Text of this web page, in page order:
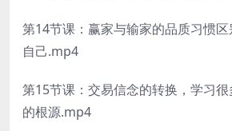
第14节课：赢家与输家的品质习惯
自己.mp4
第15节课：交易信念的转换，学习
的根源.mp4